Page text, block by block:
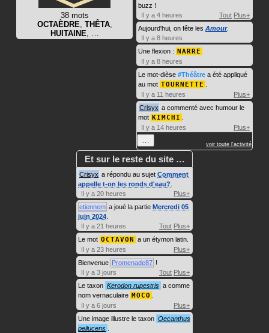
38 mots
OCTAÈDRE THÊTA,
HUITAINE
buzz !
Il y a 4 heures
Tout Plus+
Aujourd'hui, on fête les Amour.
Il y a 8 heures
Une flexion : NARRE
Il y a 8 heures
Le mot-dièse #Théâtre a été appliqué
au mot TOURNETTE
Il y a 11 heures
Plus+
Crisyx a commenté avec humour le
mot KIMCHI
Il y a 14 heures
Plus+
voir toute l'activité
Et sur le reste du site …
Crisyx a répondu au sujet Comment
appelle t-on les ronds d'eau?
Il y a 20 heures
Plus+
etiennem a joué la partie Mercredi 05
juin 2024
Il y a 21 heures
Tout Plus+
Le mot OCTAVON a un étymon latin.
Il y a 23 heures
Plus+
Bienvenue Promenade87 !
Il y a 3 jours
Tout Plus+
Le taxon Kerodon rupestris a comme
nom vernaculaire MOCO
Il y a 6 jours
Plus+
Une image illustre le taxon Oecanthus
pellucens